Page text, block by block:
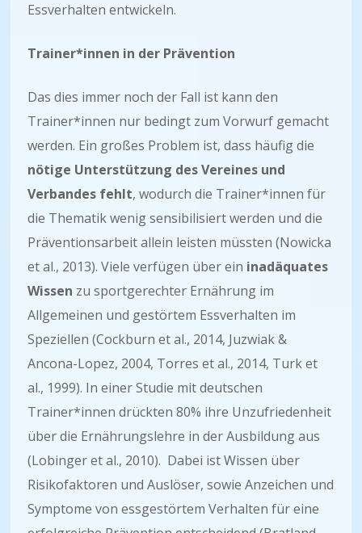
Essverhalten entwickeln.
Trainer*innen in der Prävention
Das dies immer noch der Fall ist kann den
Trainer*innen nur bedingt zum Vorwurf gemacht
werden. Ein großes Problem ist, dass häufig die
nötige Unterstützung des Vereines und
Verbandes fehlt, wodurch die Trainer*innen für
die Thematik wenig sensibilisiert werden und die
Präventionsarbeit allein leisten müssten (Nowicka
et al., 2013). Viele verfügen über ein inadäquates
Wissen zu sportgerechter Ernährung im
Allgemeinen und gestörtem Essverhalten im
Speziellen (Cockburn et al., 2014, Juzwiak &
Ancona-Lopez, 2004, Torres et al., 2014, Turk et
al., 1999). In einer Studie mit deutschen
Trainer*innen drückten 80% ihre Unzufriedenheit
über die Ernährungslehre in der Ausbildung aus
(Lobinger et al., 2010). Dabei ist Wissen über
Risikofaktoren und Auslöser, sowie Anzeichen und
Symptome von essgestörtem Verhalten für eine